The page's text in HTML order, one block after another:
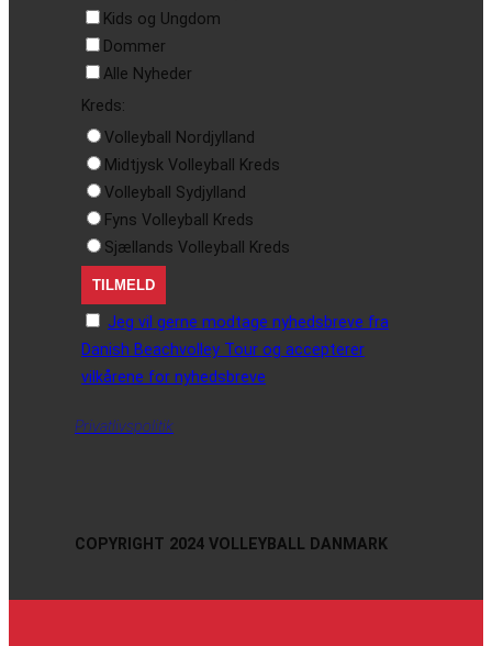
Kids og Ungdom
Dommer
Alle Nyheder
Kreds:
Volleyball Nordjylland
Midtjysk Volleyball Kreds
Volleyball Sydjylland
Fyns Volleyball Kreds
Sjællands Volleyball Kreds
Jeg vil gerne modtage nyhedsbreve fra
Danish Beachvolley Tour og accepterer
vilkårene for nyhedsbreve
Privatlivspolitik
COPYRIGHT 2024 VOLLEYBALL DANMARK